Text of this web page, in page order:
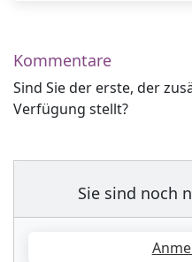
Kommentare
Sind Sie der erste, der
Verfügung stellt?
Sie sind noch